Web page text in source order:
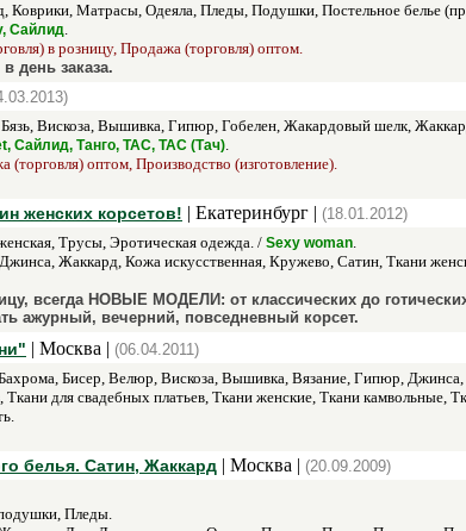
Коврики, Матрасы, Одеяла, Пледы, Подушки, Постельное белье
Сайлид.
в розницу, Продажа (торговля) оптом.
день заказа.
Бязь, Вискоза, Вышивка, Гипюр, Гобелен, Жакардовый шелк,
Сайлид, Танго, ТАС, ТАС (Тач).
оптом, Производство (изготовление).
женских корсетов! | Екатеринбург | (18.01.2012)
Трусы, Эротическая одежда. / Sexy woman.
Жаккард, Кожа искусственная, Кружево, Сатин, Ткани
всегда НОВЫЕ МОДЕЛИ: от классических до
ажурный, вечерний, повседневный корсет.
| Москва | (06.04.2011)
Бахрома, Бисер, Велюр, Вискоза, Вышивка, Вязание, Гипюр,
Ткани для свадебных платьев, Ткани женские, Ткани
белья. Сатин, Жаккард | Москва | (20.09.2009)
Пледы.